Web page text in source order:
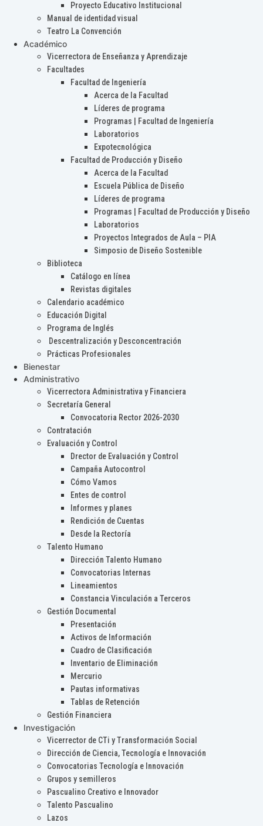
Proyecto Educativo Institucional
Manual de identidad visual
Teatro La Convención
Académico
Vicerrectora de Enseñanza y Aprendizaje
Facultades
Facultad de Ingeniería
Acerca de la Facultad
Líderes de programa
Programas | Facultad de Ingeniería
Laboratorios
Expotecnológica
Facultad de Producción y Diseño
Acerca de la Facultad
Escuela Pública de Diseño
Líderes de programa
Programas | Facultad de Producción y Diseño
Laboratorios
Proyectos Integrados de Aula – PIA
Simposio de Diseño Sostenible
Biblioteca
Catálogo en línea
Revistas digitales
Calendario académico
Educación Digital
Programa de Inglés
Descentralización y Desconcentración
Prácticas Profesionales
Bienestar
Administrativo
Vicerrectora Administrativa y Financiera
Secretaría General
Convocatoria Rector 2026-2030
Contratación
Evaluación y Control
Drector de Evaluación y Control
Campaña Autocontrol
Cómo Vamos
Entes de control
Informes y planes
Rendición de Cuentas
Desde la Rectoría
Talento Humano
Dirección Talento Humano
Convocatorias Internas
Lineamientos
Constancia Vinculación a Terceros
Gestión Documental
Presentación
Activos de Información
Cuadro de Clasificación
Inventario de Eliminación
Mercurio
Pautas informativas
Tablas de Retención
Gestión Financiera
Investigación
Vicerrector de CTi y Transformación Social
Dirección de Ciencia, Tecnología e Innovación
Convocatorias Tecnología e Innovación
Grupos y semilleros
Pascualino Creativo e Innovador
Talento Pascualino
Lazos